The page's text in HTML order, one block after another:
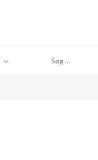
efter: